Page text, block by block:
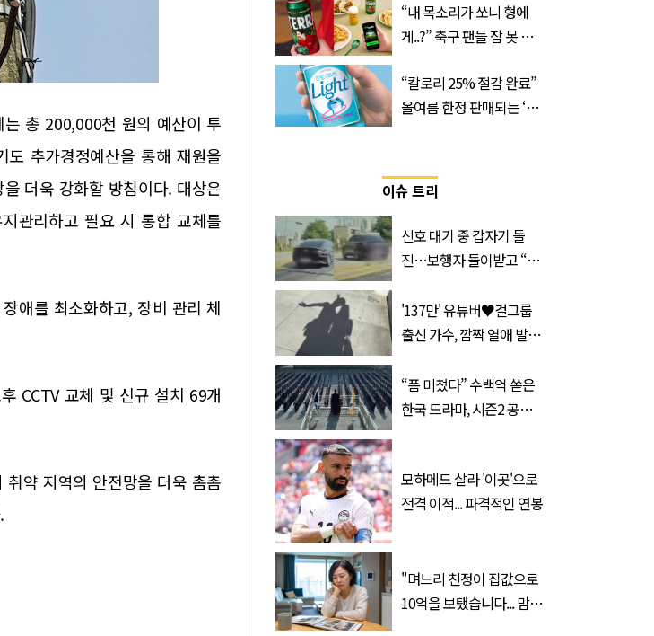
총 200,000천 원의 예산이 투
추가경정예산을 통해 재원을
더욱 강화할 방침이다. 대상은
관리하고 필요 시 통합 교체를
애를 최소화하고, 장비 관리 체
CCTV 교체 및 신규 설치 69개
약 지역의 안전망을 더욱 촘촘
‘Quatrefolic®’ 주목
“내 목소리가 쏘니 형에
게..?” 축구 팬들 잠 못 들
트
“칼로리 25% 절감 완료”
올여름 한정 판매되는 ‘최
이슈 트리
신호 대기 중 갑자기 돌
진…보행자 들이받고 “다
'137만' 유튜버♥걸그룹
출신 가수, 깜짝 열애 발
(+사진)
“폼 미쳤다” 수백억 쏟은
한국 드라마, 시즌2 공개도
모하메드 살라 '이곳'으로
전격 이적... 파격적인 연봉
"며느리 친정이 집값으로
10억을 보탰습니다... 맘이